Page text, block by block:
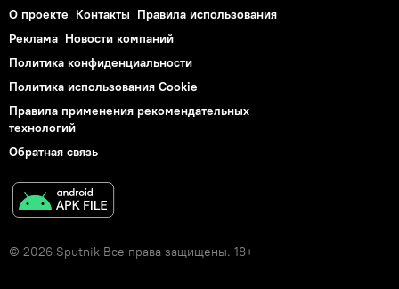
О проекте Контакты Правила использования
Реклама Новости компаний
Политика конфиденциальности
Политика использования Cookie
Правила применения рекомендательных
технологий
Обратная связь
© 2026 Sputnik Все права защищены. 18+